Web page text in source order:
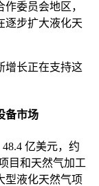
委员会地区，
逐步扩大液化天
增长正在支持这
备市场
亿美元，约
目和天然气加工
型液化天然气项